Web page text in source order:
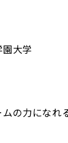
大学
の力になれ